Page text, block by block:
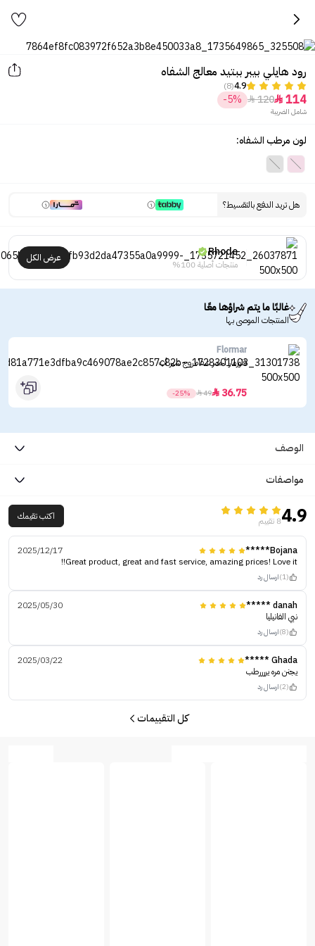
رود هايلي بيبر ببتيد معالج الشفاه
4.9
(8)
114

120

-5%
شامل الضريبة
لون مرطب الشفاه:
هل تريد الدفع بالتقسيط؟
Rhode
منتجات أصلية 100%
عرض الكل
غالبًا ما يتم شراؤها معًا
المنتجات الموصى بها
Flormar
فلورمار أحمر شفاه روج شير أب
36.75

49

-25%
الوصف
مواصفات
4.98 تقييم اكتب تقيمك
Bojana*****
2025/12/17
Great product, great and fast service, amazing prices! Love it!!
(1) ارسال رد
danah *****
2025/05/30
نبي الفانيليا
(8) ارسال رد
Ghada *****
2025/03/22
يجنن مره يررررطب
(2) ارسال رد
كل التقييمات